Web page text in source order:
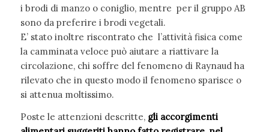
i brodi di manzo o coniglio, mentre per il gruppo AB
sono da preferire i brodi vegetali.
E’ stato inoltre riscontrato che l’attività fisica come
la camminata veloce può aiutare a riattivare la
circolazione, chi soffre del fenomeno di Raynaud ha
rilevato che in questo modo il fenomeno sparisce o
si attenua moltissimo.
Poste le attenzioni descritte, gli accorgimenti